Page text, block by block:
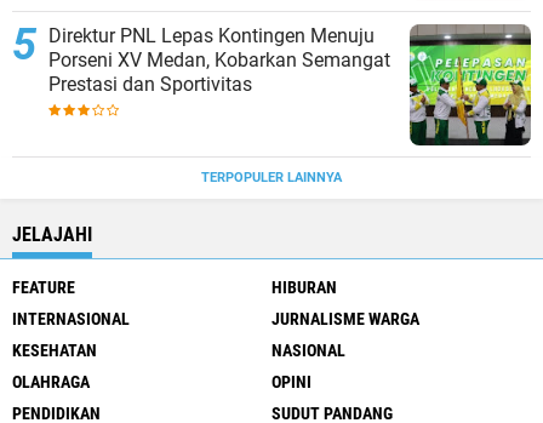
Direktur PNL Lepas Kontingen Menuju
Porseni XV Medan, Kobarkan Semangat
Prestasi dan Sportivitas
TERPOPULER LAINNYA
JELAJAHI
FEATURE
HIBURAN
INTERNASIONAL
JURNALISME WARGA
KESEHATAN
NASIONAL
OLAHRAGA
OPINI
PENDIDIKAN
SUDUT PANDANG